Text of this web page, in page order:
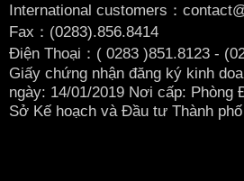
International customers：
Fax：(0283).856.8414
Điện Thoại：( 0283 )851.8123 -
Giấy chứng nhận đăng ký kinh
ngày: 14/01/2019 Nơi cấp: Phòng
Sở Kế hoạch và Đầu tư Thành